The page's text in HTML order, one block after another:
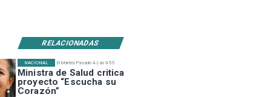
RELACIONADAS
El Martes Pasado A Las 9:55
Ministra de Salud critica
proyecto “Escucha su
Corazón”
NACIONAL